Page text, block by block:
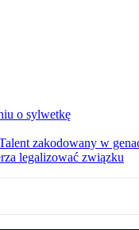
o sylwetkę
zakodowany w
legalizować związku